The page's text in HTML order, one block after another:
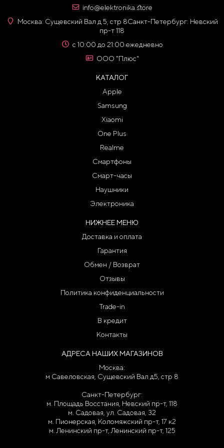
info@elektronika.store
Москва: Сущевский Вал д 5, стр 8Санкт-Петербург: Невский
пр-т 118
с 10:00 до 21:00 ежедневно
ООО "Плюс"
КАТАЛОГ
Apple
Samsung
Xiaomi
One Plus
Realme
Смартфоны
Смарт-часы
Наушники
Электроника
НИЖНЕЕ МЕНЮ
Доставка и оплата
Гарантия
Обмен / Возврат
Отзывы
Политика конфиденциальности
Trade-in
В кредит
Контакты
АДРЕСА НАШИХ МАГАЗИНОВ
Москва:
м Савеловская, Сущевский Вал д5, стр 8
Санкт-Петербург:
м. Площадь Восстания, Невский пр-т, 118
м. Садовая, ул. Садовая, 32
м. Пионерская, Коломяжский пр-т, 17 к2
м. Ленинский пр-т, Ленинский пр-т, 125